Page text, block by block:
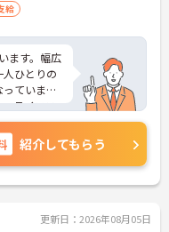
給
ます。幅広
ひとりの
ていま
ライフス
ります。
とに研修
環境で
お話致しま
紹介してもらう
更新日：2026年08月05日